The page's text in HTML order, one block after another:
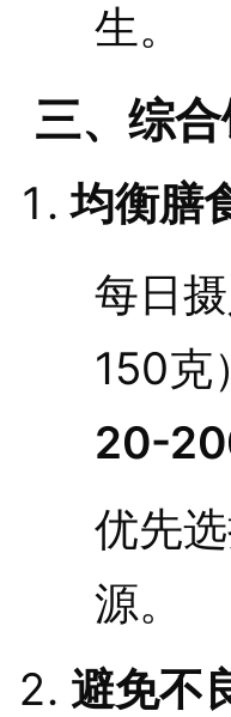
生。
三、综
均衡膳
每日
150克
20-
优先
源。
避免不